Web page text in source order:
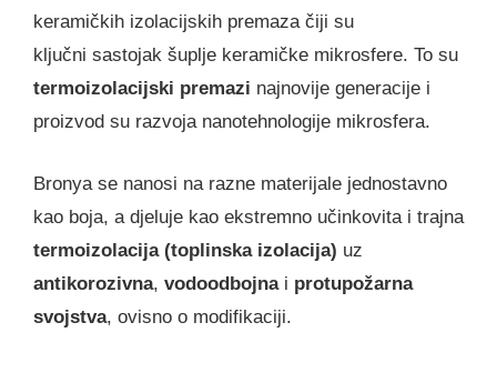
keramičkih izolacijskih premaza čiji su
ključni sastojak šuplje keramičke mikrosfere. To su
termoizolacijski premazi najnovije generacije i
proizvod su razvoja nanotehnologije mikrosfera.
Bronya se nanosi na razne materijale jednostavno
kao boja, a djeluje kao ekstremno učinkovita i trajna
termoizolacija (toplinska izolacija) uz
antikorozivna, vodoodbojnai protupožarna
svojstva, ovisno o modifikaciji.